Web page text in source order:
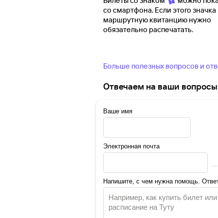
со смартфона. Если этого значка
маршрутную квитанцию нужно
обязательно распечатать.
Больше полезных вопросов и
Отвечаем на ваши вопросы
Ваше имя
Электронная почта
Напишите, с чем нужна помощь.